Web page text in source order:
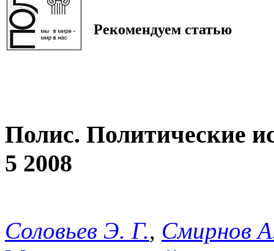
Рекомендуем статью
Полис. Политические
5 2008
Соловьев Э. Г., Смирнов